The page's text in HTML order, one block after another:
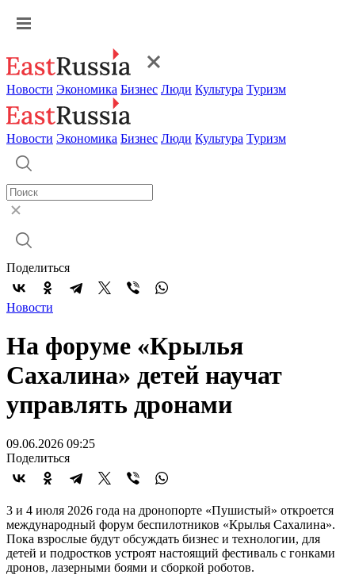
Новости Экономика Бизнес Люди Культура Туризм
Новости Экономика Бизнес Люди Культура Туризм
Поделиться
Новости
На форуме «Крылья
Сахалина» детей научат
управлять дронами
09.06.2026 09:25
Поделиться
3 и 4 июля 2026 года на дронопорте «Пушистый» откроется
международный форум беспилотников «Крылья Сахалина».
Пока взрослые будут обсуждать бизнес и технологии, для
детей и подростков устроят настоящий фестиваль с гонками
дронов, лазерными боями и сборкой роботов.